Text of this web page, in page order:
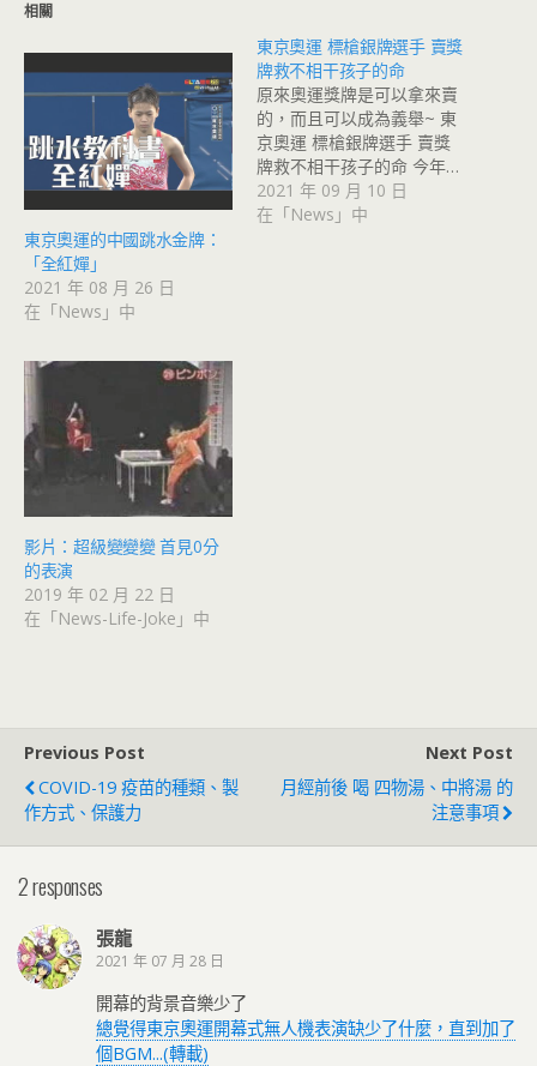
相關
東京奧運的中國跳水金牌：
「全紅嬋」
2021 年 08 月 26 日
在「News」中
東京奧運 標槍銀牌選手 賣獎
牌救不相干孩子的命
原來奧運獎牌是可以拿來賣
的，而且可以成為義舉~ 東
京奧運 標槍銀牌選手 賣獎
牌救不相干孩子的命 今年…
2021 年 09 月 10 日
在「News」中
影片：超級變變變 首見0分
的表演
2019 年 02 月 22 日
在「News-Life-Joke」中
Previous Post
COVID-19 疫苗的種類、製
作方式、保護力
Next Post
月經前後 喝 四物湯、中將湯 的
注意事項
2 responses
張龍
2021 年 07 月 28 日
開幕的背景音樂少了
總覺得東京奧運開幕式無人機表演缺少了什麼，直到加了
個BGM...(轉載)